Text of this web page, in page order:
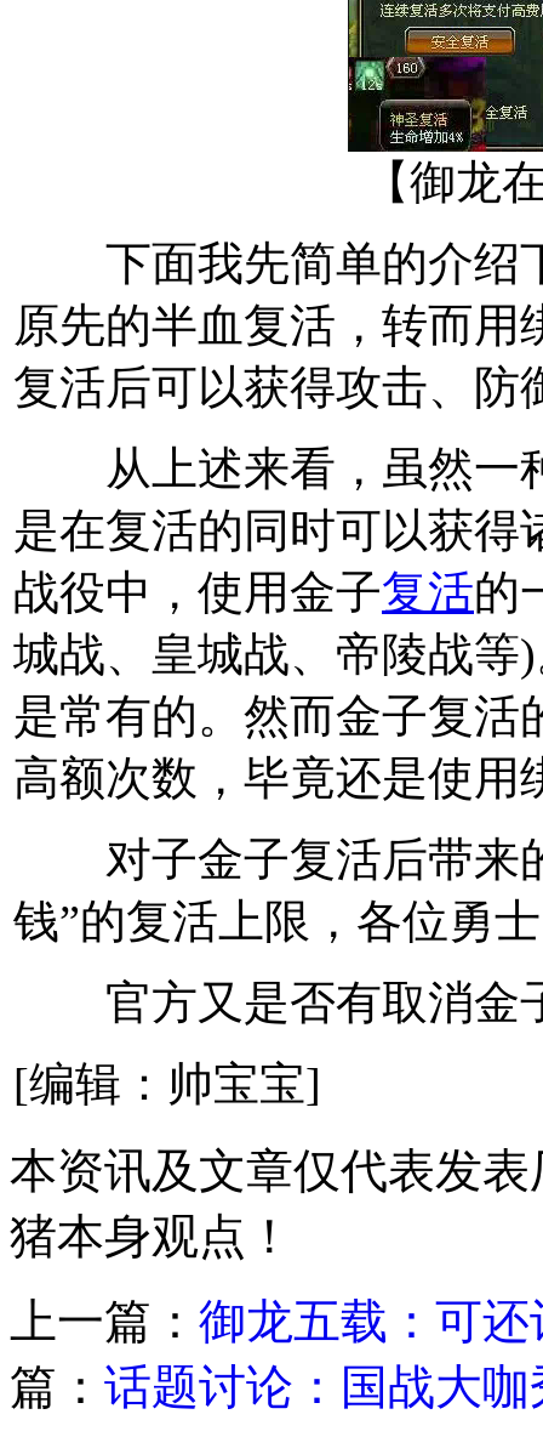
【御龙
下面我先简单的介绍
原先的半血复活，转而
复活后可以获得攻击、防
从上述来看，虽然一
是在复活的同时可以获得
战役中，使用金子复活的
城战、皇城战、帝陵战等
是常有的。然而金子复活
高额次数，毕竟还是使用
对子金子复活后带来
钱”的复活上限，各位勇
官方又是否有取消金
[编辑：帅宝宝]
本资讯及文章仅代表发
猪本身观点！
上一篇： 御龙五载：可
篇： 话题讨论：国战大